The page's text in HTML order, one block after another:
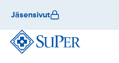
sisältöön
Jäsensivut